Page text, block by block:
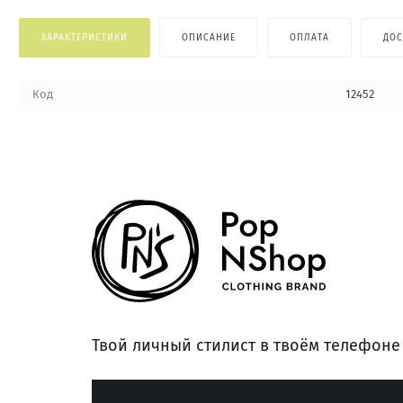
ХАРАКТЕРИСТИКИ ОПИСАНИЕ ОПЛАТА
Код 12452
Твой личный стилист в твоём телефоне